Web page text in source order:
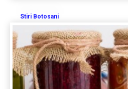
Stiri Botosani